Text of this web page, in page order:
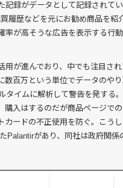
記録がデータとして記録されて
履歴などを元にお勧め商品を紹
率が高そうな広告を表示する行
用が進んでおり、中でも注目さ
数百万という単位でデータのや
タイムに解析して警告を発す
購入はするのだが商品ページで
カードの不正使用を防ぐ。こう
Palantirがあり、同社は政府関